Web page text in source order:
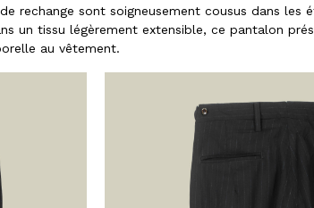
rechange sont soigneusement cousus dans les
un tissu légèrement extensible, ce pantalon
au vêtement.